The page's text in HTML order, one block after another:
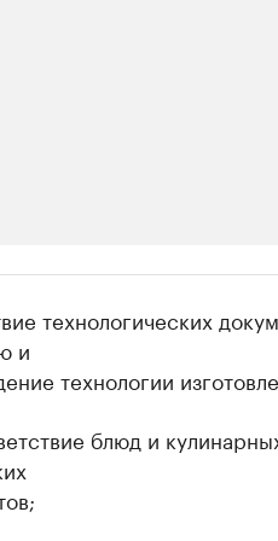
организации в
данные в каталоге
технологических
и
технологии
блюд и